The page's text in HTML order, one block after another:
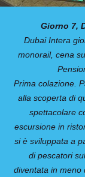
Giorno 7,
Dubai Intera
monorail, cena
Prima colazione.
alla scoperta di
spettacolare
escursione in
si è sviluppata a
di pescatori
diventata in meno